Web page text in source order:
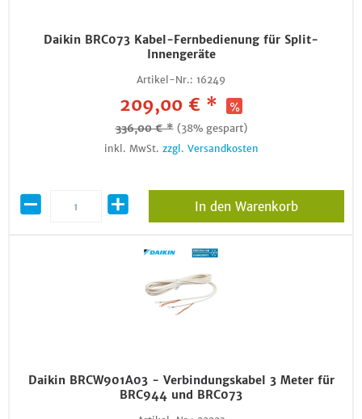
Daikin BRC073 Kabel-Fernbedienung für Split-
Innengeräte
Artikel-Nr.: 16249
209,00 € *
336,00 € * (38% gespart)
inkl. MwSt. zzgl. Versandkosten
In den Warenkorb
Daikin BRCW901A03 - Verbindungskabel 3 Meter für
BRC944 und BRC073